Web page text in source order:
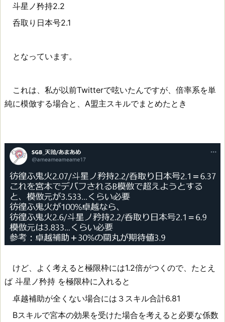
斗星ノ矜持2.2
呑取り日本号2.1
となっています。
これは、私が以前Twitterで呟いたんですが、倍率系を単
純に模倣する場合と、A盟主スキルでまとめたとき
けど、よく考えると極限枠には1.2倍がつくので、たとえ
ば 斗星ノ矜持 を極限枠に入れると
卓越補助が全くない場合には３スキル合計6.81
Bスキルで宮本の効果を受けた場合を考えると必要な係数